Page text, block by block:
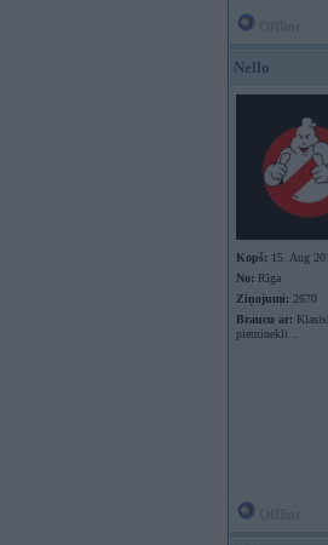
Nello
Kopš: 15. Aug
No: Rīga
Ziņojumi: 2670
Braucu ar:
pieminekli...